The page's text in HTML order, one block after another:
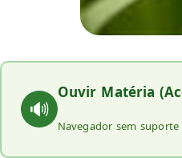
🔊
Ouvir Matéria
Navegador sem suporte